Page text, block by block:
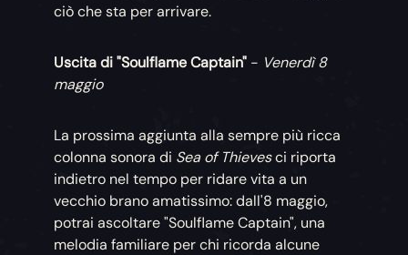
ciò che sta per arrivare.
Uscita di "Soulflame Captain" - Venerdì 8
maggio
La prossima aggiunta alla sempre più ricca
colonna sonora di Sea of Thievesci riporta
indietro nel tempo per ridare vita a un
vecchio brano amatissimo: dall'8 maggio,
potrai ascoltare "Soulflame Captain", una
melodia familiare per chi ricorda alcune